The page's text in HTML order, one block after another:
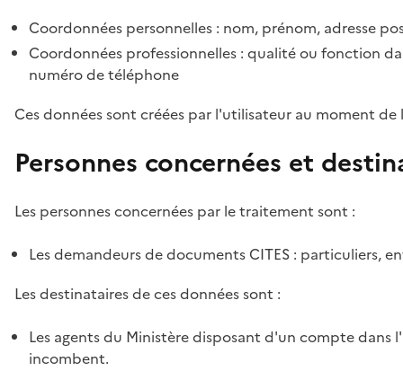
Coordonnées personnelles : nom, prénom, adresse
Coordonnées professionnelles : qualité ou fonction
numéro de téléphone
Ces données sont créées par l'utilisateur au moment
Personnes concernées et
Les personnes concernées par le traitement sont :
Les demandeurs de documents CITES : particuliers,
Les destinataires de ces données sont :
Les agents du Ministère disposant d'un compte
incombent.